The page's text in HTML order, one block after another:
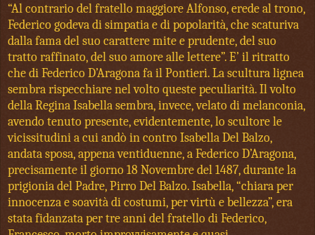
“Al contrario del fratello maggiore Alfonso, erede al trono,
Federico godeva di simpatia e di popolarità, che scaturiva
dalla fama del suo carattere mite e prudente, del suo
tratto raffinato, del suo amore alle lettere”. E’ il ritratto
che di Federico D’Aragona fa il Pontieri. La scultura lignea
sembra rispecchiare nel volto queste peculiarità. Il volto
della Regina Isabella sembra, invece, velato di melanconia,
avendo tenuto presente, evidentemente, lo scultore le
vicissitudini a cui andò in contro Isabella Del Balzo,
andata sposa, appena ventiduenne, a Federico D’Aragona,
precisamente il giorno 18 Novembre del 1487, durante la
prigionia del Padre, Pirro Del Balzo. Isabella, “chiara per
innocenza e soavità di costumi, per virtù e bellezza”, era
stata fidanzata per tre anni del fratello di Federico,